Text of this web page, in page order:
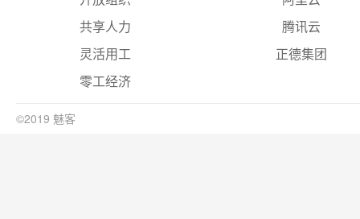
共享人力
灵活用工
零工经济
腾讯云
正德集团
©2019 魅客